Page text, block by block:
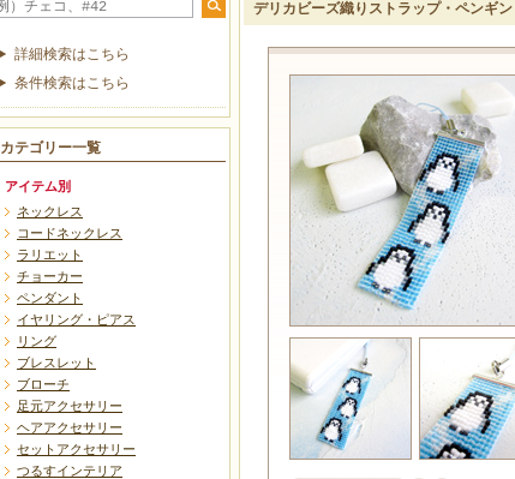
デリカビーズ織りストラップ・ペンギン
詳細検索はこちら
条件検索はこちら
カテゴリー一覧
アイテム別
ネックレス
コードネックレス
ラリエット
チョーカー
ペンダント
イヤリング・ピアス
リング
ブレスレット
ブローチ
足元アクセサリー
ヘアアクセサリー
セットアクセサリー
つるすインテリア